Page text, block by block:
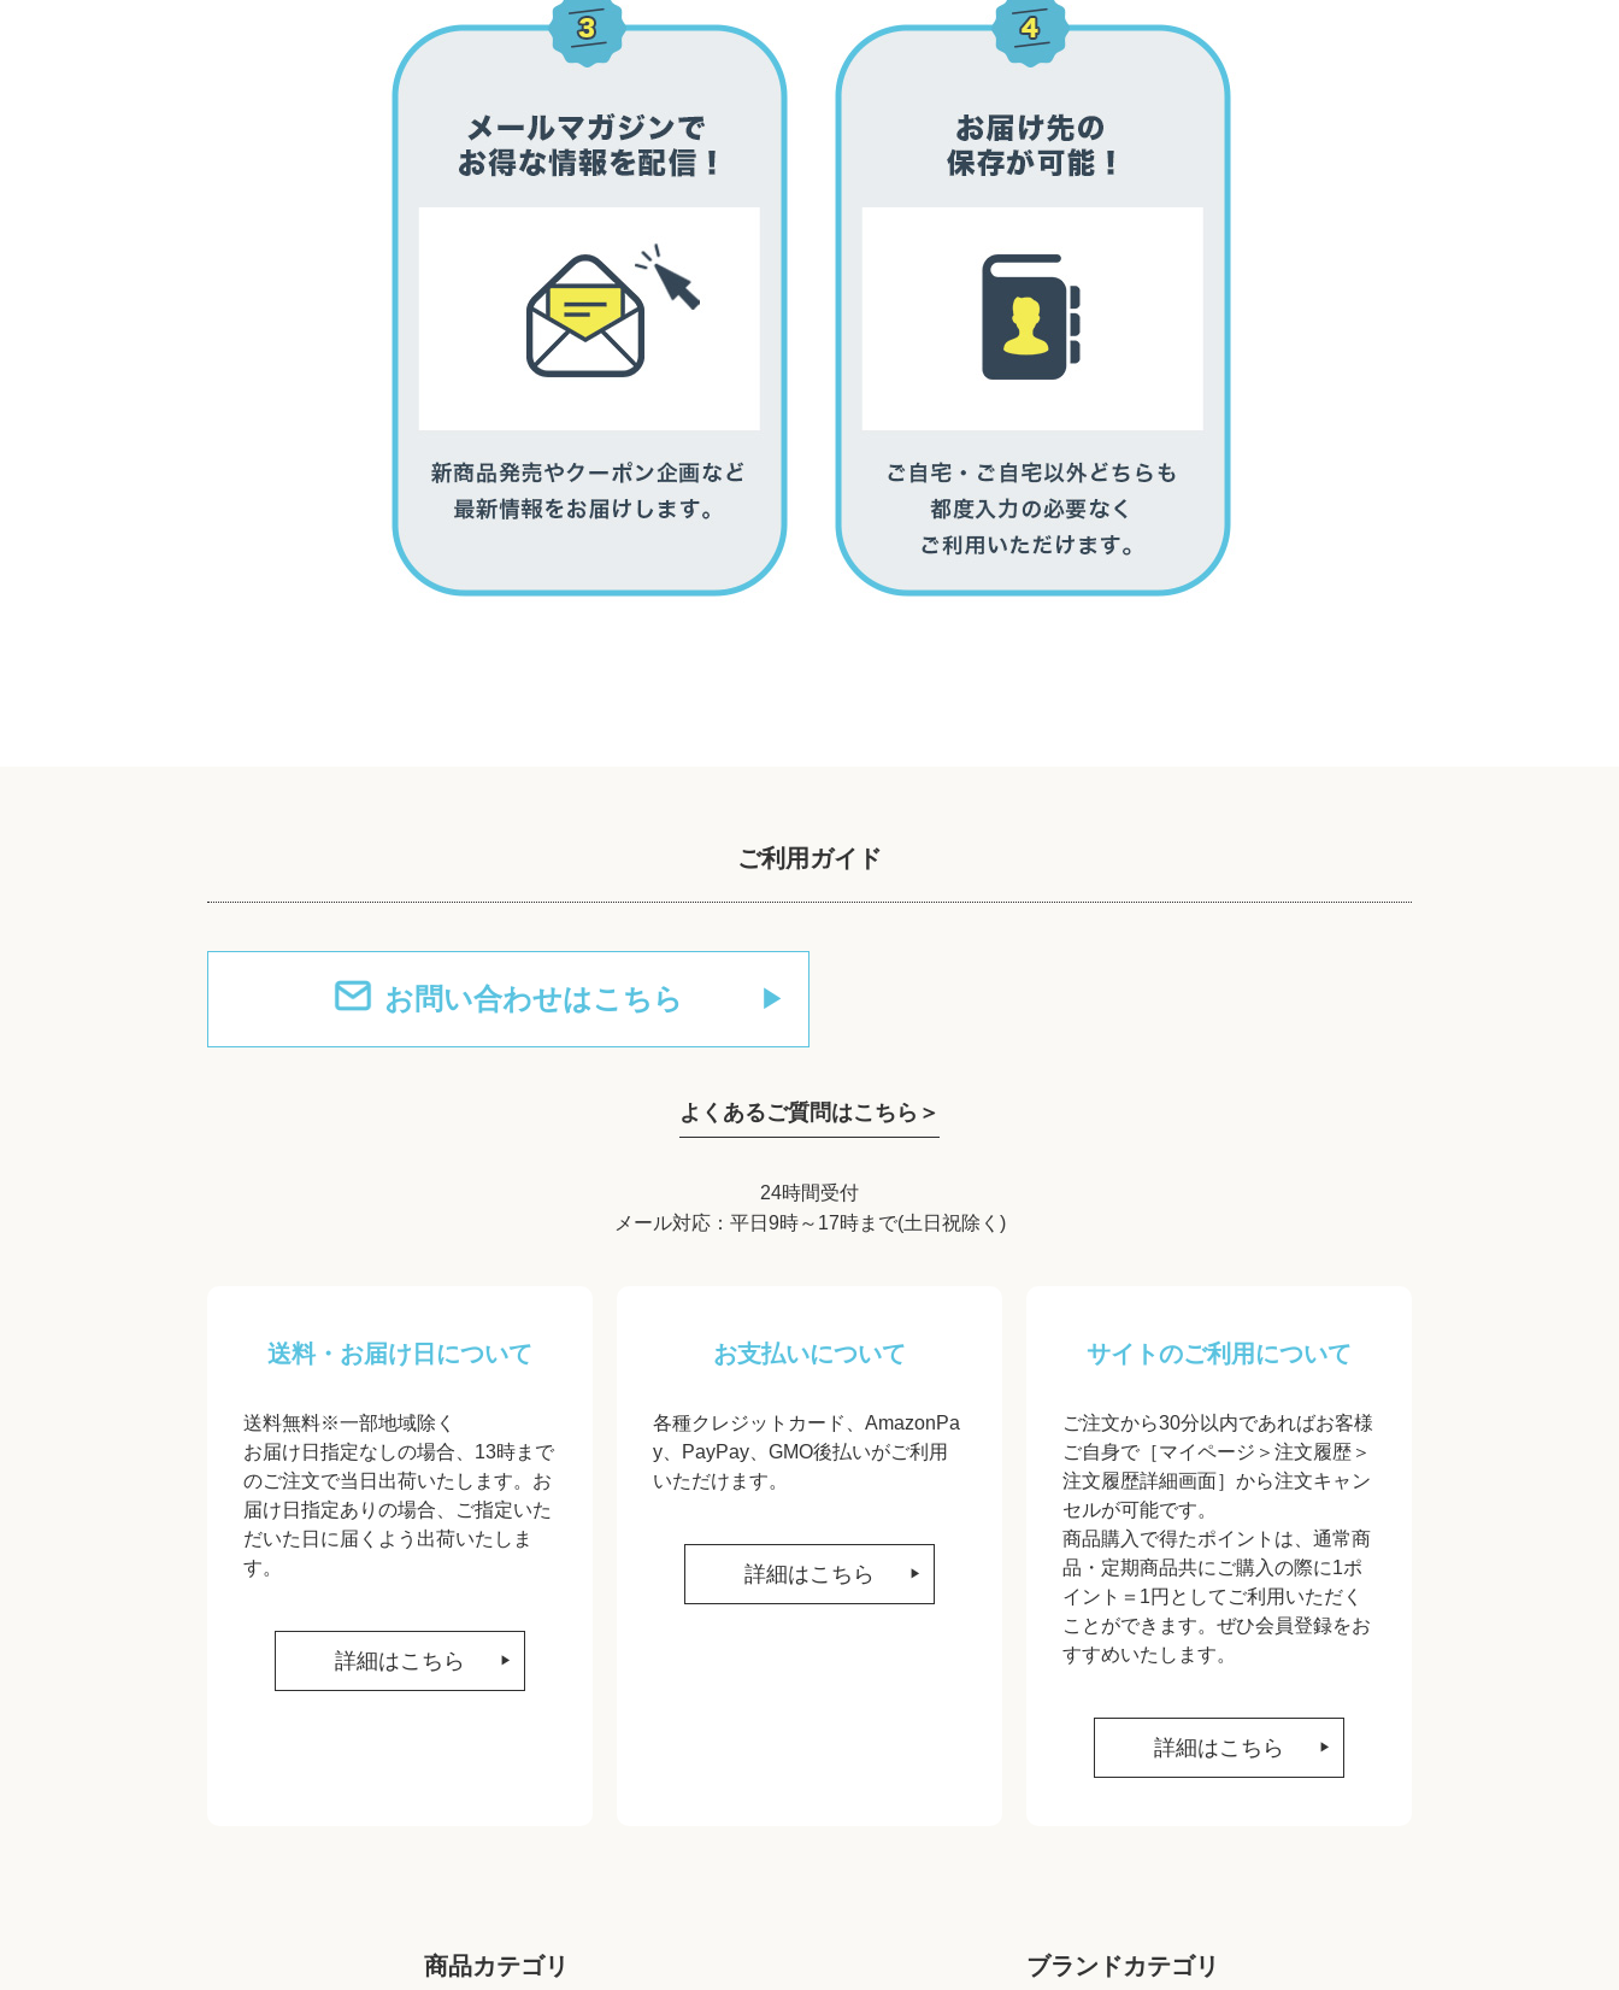
ご利用ガイド
お問い合わせはこちら
よくあるご質問はこちら＞
24時間受付
メール対応：平日9時～17時まで(土日祝除く)
送料・お届け日について
送料無料※一部地域除く
お届け日指定なしの場合、13時まで
のご注文で当日出荷いたします。お
届け日指定ありの場合、ご指定いた
だいた日に届くよう出荷いたしま
す。
詳細はこちら
お支払いについて
各種クレジットカード、AmazonPa
y、PayPay、GMO後払いがご利用
いただけます。
詳細はこちら
サイトのご利用について
ご注文から30分以内であればお客様
ご自身で［マイページ＞注文履歴＞
注文履歴詳細画面］から注文キャン
セルが可能です。
商品購入で得たポイントは、通常商
品・定期商品共にご購入の際に1ポ
イント＝1円としてご利用いただく
ことができます。ぜひ会員登録をお
すすめいたします。
詳細はこちら
商品カテゴリ ブランドカテゴリ